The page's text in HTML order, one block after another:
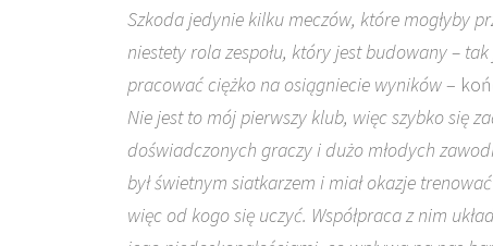
Szkoda jedynie kilku meczów, które mogłyby
niestety rola zespołu, który jest budowany –
pracować ciężko na osiągniecie wyników–
Nie jest to mój pierwszy klub, więc szybko się
doświadczonych graczy i dużo młodych
był świetnym siatkarzem i miał okazje
więc od kogo się uczyć. Współpraca z nim